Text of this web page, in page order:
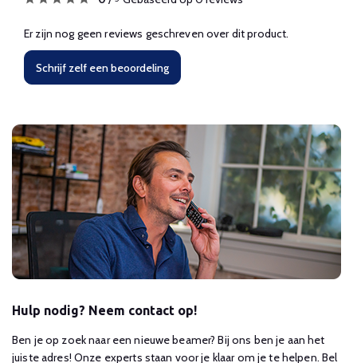
Er zijn nog geen reviews geschreven over dit product.
Schrijf zelf een beoordeling
Hulp nodig? Neem contact op!
Ben je op zoek naar een nieuwe beamer? Bij ons ben je aan het
juiste adres! Onze experts staan voor je klaar om je te helpen. Bel